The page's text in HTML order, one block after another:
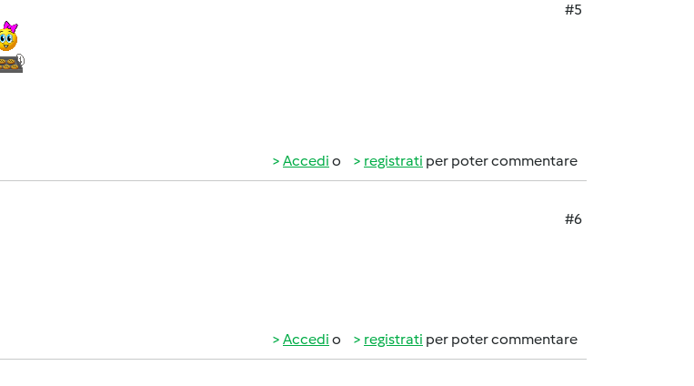
#5
Accedi o registrati per poter commentare
#6
Accedi o registrati per poter commentare